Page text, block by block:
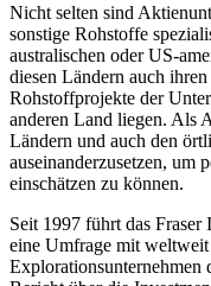
Nicht selten sind
sonstige Rohstoffe
australischen oder US-
diesen Ländern auch
Rohstoffprojekte der
anderen Land liegen. Als
Ländern und auch den
auseinanderzusetzen, um
einschätzen zu können.
Seit 1997 führt das Fraser
eine Umfrage mit
Explorationsunternehmen